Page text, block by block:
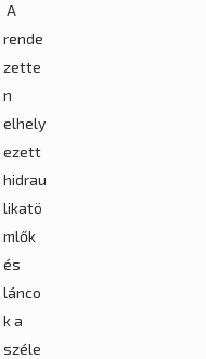
A
rende
zette
n
elhely
ezett
hidrau
likatö
mlők
és
lánco
k a
széle